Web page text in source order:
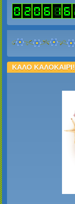
ΚΑΛΟ ΚΑΛΟΚΑΙΡΙ!